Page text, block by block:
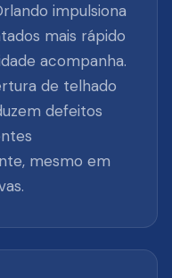
impulsiona
mais rápido
acompanha.
de telhado
defeitos
mesmo em